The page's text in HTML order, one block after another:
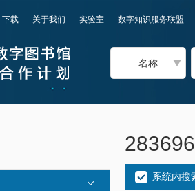
下载 关于我们 实验室 数字知识服务联盟
名称
系统内搜